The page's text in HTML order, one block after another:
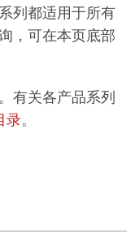
列都适用于所有
，可在本页底部
有关各产品系列
录。